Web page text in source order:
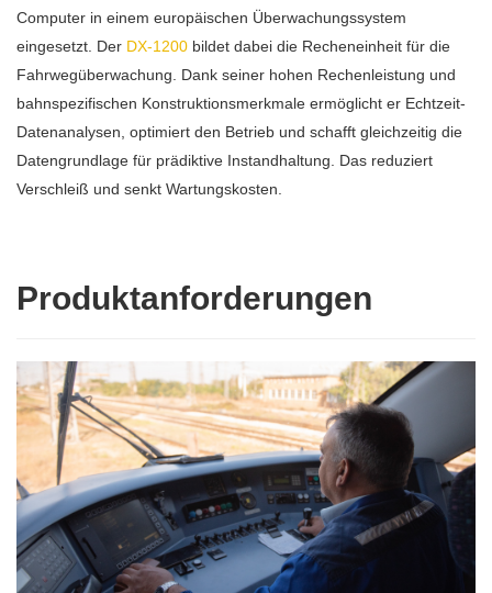
Computer in einem europäischen Überwachungssystem
eingesetzt. Der DX-1200 bildet dabei die Recheneinheit für die
Fahrwegüberwachung. Dank seiner hohen Rechenleistung und
bahnspezifischen Konstruktionsmerkmale ermöglicht er Echtzeit-
Datenanalysen, optimiert den Betrieb und schafft gleichzeitig die
Datengrundlage für prädiktive Instandhaltung. Das reduziert
Verschleiß und senkt Wartungskosten.
Produktanforderungen